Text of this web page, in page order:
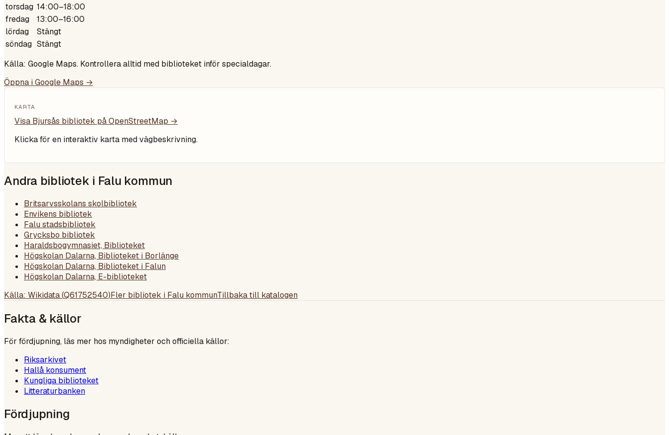
torsdag 14:00–18:00
fredag
13:00–16:00
lördag
Stängt
söndag Stängt
Källa: Google Maps. Kontrollera alltid med biblioteket inför specialdagar.
Öppna i Google Maps →
KARTA
Visa Bjursås bibliotek på OpenStreetMap →
Klicka för en interaktiv karta med vägbeskrivning.
Andra bibliotek i Falu kommun
Britsarvsskolans skolbibliotek
Envikens bibliotek
Falu stadsbibliotek
Grycksbo bibliotek
Haraldsbogymnasiet, Biblioteket
Högskolan Dalarna, Biblioteket i Borlänge
Högskolan Dalarna, Biblioteket i Falun
Högskolan Dalarna, E-biblioteket
Källa: Wikidata (Q61752540)Fler bibliotek i Falu kommunTillbaka till katalogen
Fakta & källor
För fördjupning, läs mer hos myndigheter och officiella källor:
Riksarkivet
Hallå konsument
Kungliga biblioteket
Litteraturbanken
Fördjupning